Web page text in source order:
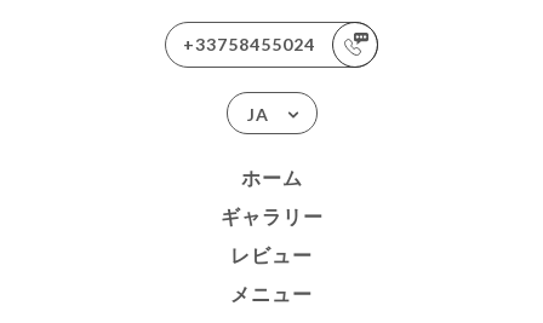
+33758455024
JA
ホーム
ギャラリー
レビュー
メニュー